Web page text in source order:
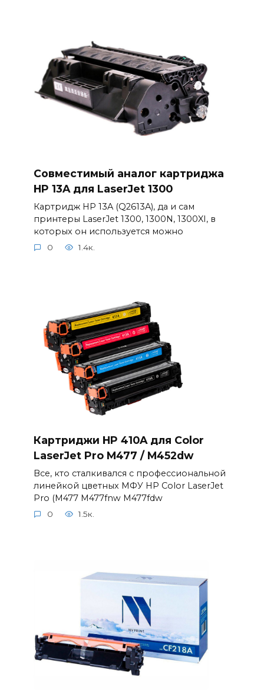
Совместимый аналог картриджа
HP 13A для LaserJet 1300
Картридж HP 13A (Q2613A), да и сам
принтеры LaserJet 1300, 1300N, 1300XI, в
которых он используется можно
0 1.4к.
Картриджи HP 410A для Color
LaserJet Pro M477 / M452dw
Все, кто сталкивался с профессиональной
линейкой цветных МФУ HP Color LaserJet
Pro (M477 M477fnw M477fdw
0 1.5к.